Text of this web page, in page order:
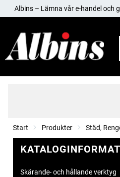
Albins – Lämna vår e-handel och
Start Produkter Städ,
Skärande- och hållande verktyg